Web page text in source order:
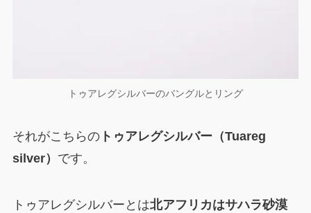
トゥアレグシルバーのバングルとリング
それがこちらのトゥアレグシルバー（Tuareg
silver） です。
トゥアレグシルバーとは北アフリカはサハラ砂漠